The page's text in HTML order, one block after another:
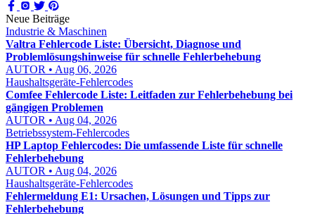
Neue Beiträge
Industrie & Maschinen
Valtra Fehlercode Liste: Übersicht, Diagnose und
Problemlösungshinweise für schnelle Fehlerbehebung
AUTOR • Aug 06, 2026
Haushaltsgeräte-Fehlercodes
Comfee Fehlercode Liste: Leitfaden zur Fehlerbehebung bei
gängigen Problemen
AUTOR • Aug 04, 2026
Betriebssystem-Fehlercodes
HP Laptop Fehlercodes: Die umfassende Liste für schnelle
Fehlerbehebung
AUTOR • Aug 04, 2026
Haushaltsgeräte-Fehlercodes
Fehlermeldung E1: Ursachen, Lösungen und Tipps zur
Fehlerbehebung